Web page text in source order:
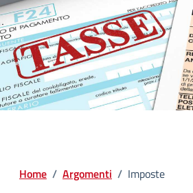
Home / Argomenti / Imposte